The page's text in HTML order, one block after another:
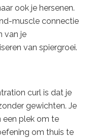
ook je hersenen.
muscle connectie
van je
van spiergroei.
curl is dat je
gewichten. Je
een plek om te
om thuis te